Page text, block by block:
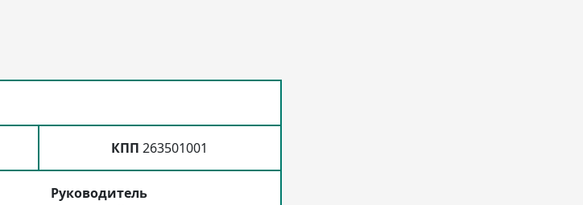
КПП263501001
Руководитель